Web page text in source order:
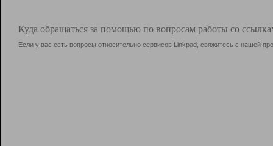
Куда обращаться за помощью по вопросам работы со
Если у вас есть вопросы относительно сервисов Linkpad, свяжитесь с нашей